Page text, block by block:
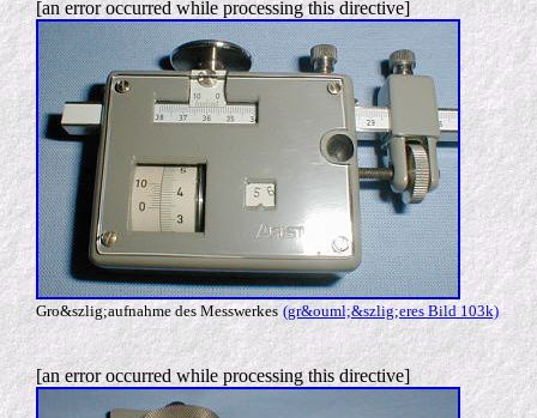
[an error occurred while processing this directive]
Gro&szlig;aufnahme des Messwerkes (gr&ouml;&szlig;eres Bild 103k)
[an error occurred while processing this directive]